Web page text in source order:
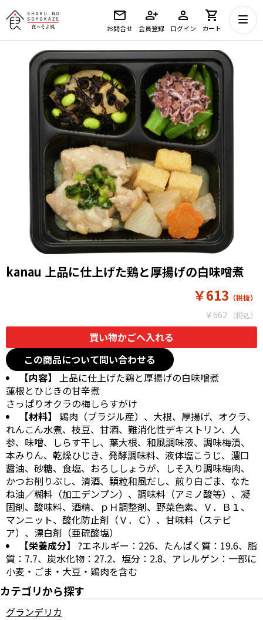
お問合せ 会員登録 ログイン カート
kanau 上品に仕上げた鶏と厚揚げの白味噌煮
￥662
￥613
この商品について問い合わせる
【内容】 上品に仕上げた鶏と厚揚げの白味噌煮
蓮根とひじきの甘辛煮
さっぱりオクラの梅しらすがけ
【材料】
鶏肉（ブラジル産）、大根、厚揚げ、オクラ、
れんこん水煮、枝豆、甘酒、難消化性デキストリン、人
参、味噌、しらす干し、葉大根、和風調味液、調味梅漬、
本みりん、乾燥ひじき、発酵調味料、液体塩こうじ、濃口
醤油、砂糖、食塩、おろししょうが、しそ入り調味梅肉、
かつお削りぶし、清酒、顆粒和風だし、煎り白ごま、なた
ね油／糊料（加工デンプン）、調味料（アミノ酸等）、凝
固剤、酸味料、酒精、ｐＨ調整剤、野菜色素、Ｖ．Ｂ１、
マンニット、酸化防止剤（Ｖ．Ｃ）、甘味料（ステビ
ア）、漂白剤（亜硫酸塩）
【栄養成分】 ?エネルギー：226、たんぱく質：19.6、脂
質：7.7、炭水化物：27.2、塩分：2.8、アレルゲン：一部に
小麦・ごま・大豆・鶏肉を含む
カテゴリから探す
グランデリカ